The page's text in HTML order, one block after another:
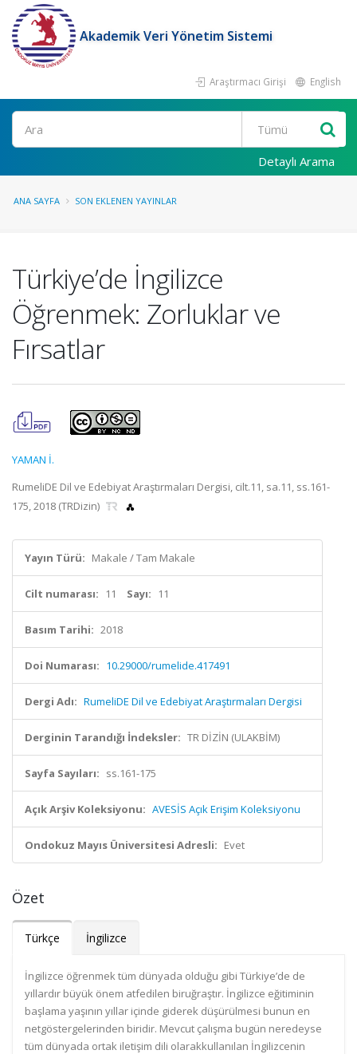
Akademik Veri Yönetim Sistemi
Araştırmacı Girişi English
Ara
Detaylı Arama
ANA SAYFA SON EKLENEN YAYINLAR
Türkiye’de İngilizce
Öğrenmek: Zorluklar ve
Fırsatlar
YAMAN İ.
RumeliDE Dil ve Edebiyat Araştırmaları Dergisi, cilt.11, sa.11, ss.161-
175, 2018 (TRDizin)
Yayın Türü: Makale / Tam Makale
Cilt numarası: 11 Sayı: 11
Basım Tarihi: 2018
Doi Numarası: 10.29000/rumelide.417491
Dergi Adı: RumeliDE Dil ve Edebiyat Araştırmaları Dergisi
Derginin Tarandığı İndeksler: TR DİZİN (ULAKBİM)
Sayfa Sayıları: ss.161-175
Açık Arşiv Koleksiyonu: AVESİS Açık Erişim Koleksiyonu
Ondokuz Mayıs Üniversitesi Adresli: Evet
Özet
Türkçe İngilizce
İngilizce öğrenmek tüm dünyada olduğu gibi Türkiye’de de
yıllardır büyük önem atfedilen biruğraştır. İngilizce eğitiminin
başlama yaşının yıllar içinde giderek düşürülmesi bunun en
netgöstergelerinden biridir. Mevcut çalışma bugün neredeyse
tüm dünyada ortak iletişim dili olarakkullanılan İngilizcenin